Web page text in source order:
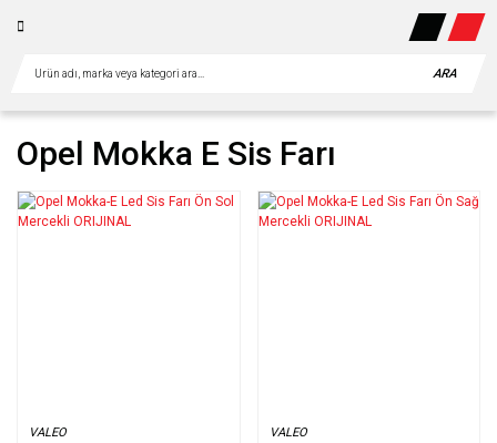
ARA
Opel Mokka E Sis Farı
VALEO VALEO